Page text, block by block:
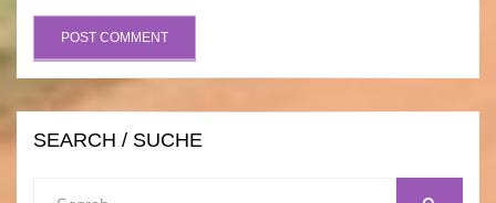
SEARCH / SUCHE